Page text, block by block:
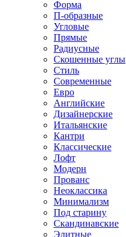
Форма
П-образные
Угловые
Прямые
Радиусные
Скошенные углы
Стиль
Современные
Евро
Английские
Дизайнерские
Итальянские
Кантри
Классические
Лофт
Модерн
Прованс
Неоклассика
Минимализм
Под старину
Скандинавские
Элитные